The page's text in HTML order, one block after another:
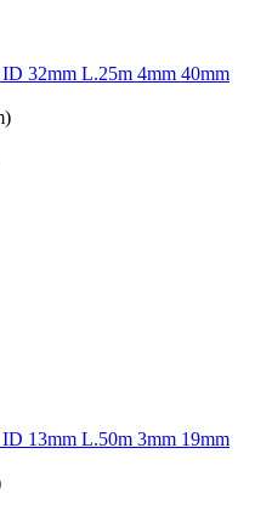
32mm L.25m 4mm 40mm
13mm L.50m 3mm 19mm